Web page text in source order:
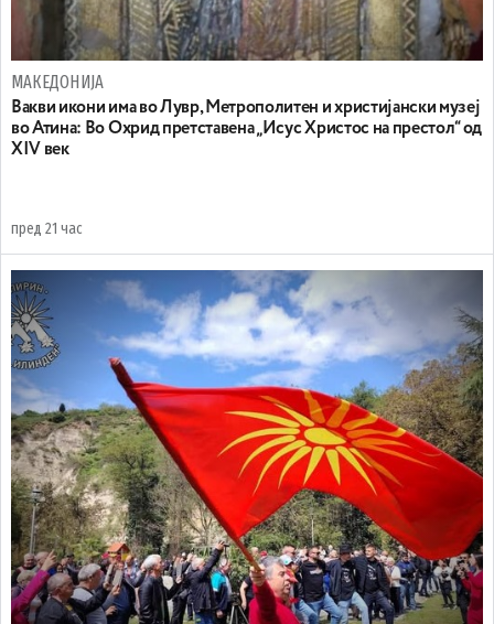
МАКЕДОНИЈА
Вакви икони има во Лувр, Метрополитен и христијански музеј
во Атина: Во Охрид претставена „Исус Христос на престол“ од
XIV век
пред 21 час